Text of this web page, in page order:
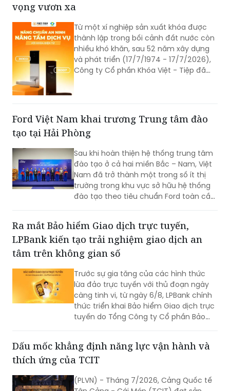
vọng vươn xa
Từ một xí nghiệp sản xuất khóa được
thành lập trong bối cảnh đất nước còn
nhiều khó khăn, sau 52 năm xây dựng
và phát triển (17/7/1974 - 17/7/2026),
Công ty Cổ phần Khóa Việt - Tiệp đã
là câu chuyện tăng trưởng của một
thương hiệu “quốc dân”, mà còn phản
ánh sự bền bỉ của doanh nghiệp Việt
không ngừng nâng cao năng lực cạnh
tranh.
Ford Việt Nam khai trương Trung tâm đào
tạo tại Hải Phòng
Sau khi hoàn thiện hệ thống trung tâm
đào tạo ở cả hai miền Bắc – Nam, Việt
Nam đã trở thành một trong số ít thị
trường trong khu vực sở hữu hệ thống
đào tạo theo tiêu chuẩn Ford toàn cầu,
Ra mắt Bảo hiểm Giao dịch trực tuyến,
LPBank kiến tạo trải nghiệm giao dịch an
tâm trên không gian số
Trước sự gia tăng của các hình thức
lừa đảo trực tuyến với thủ đoạn ngày
càng tinh vi, từ ngày 6/8, LPBank chính
thức triển khai Bảo hiểm Giao dịch trực
tuyến do Tổng Công ty Cổ phần Bảo
Dấu mốc khẳng định năng lực vận hành và
thích ứng của TCIT
(PLVN) - Tháng 7/2026, Cảng Quốc tế